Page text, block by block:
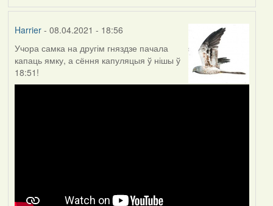
Harrier- 08.04.2021 - 18:56
Учора самка на другім гняздзе пачала
капаць ямку, а сёння капуляцыя ў нішы ў
18:51!